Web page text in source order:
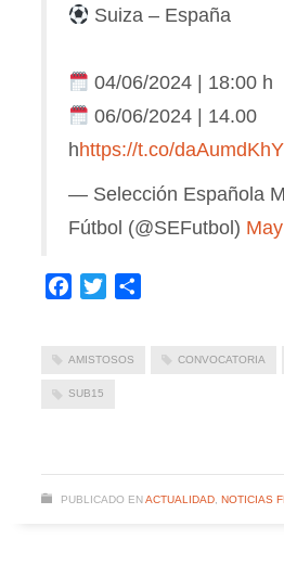
Suiza – España
04/06/2024 | 18:00 h
06/06/2024 | 14.00
hhttps://t.co/
— Selección Española
Fútbol (@SEFutbol)
Facebook
Twitter
AMISTOSOS CONVOCATORIA
SUB15
PUBLICADO EN ACTUALIDAD, NOTICIAS